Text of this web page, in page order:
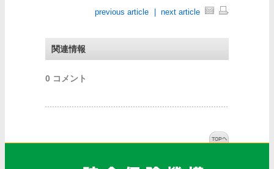
previous article next article
関連情報
0 コメント